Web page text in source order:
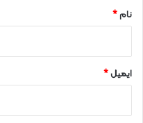
نام*
ایمیل*